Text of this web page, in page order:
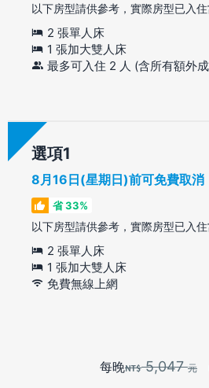
以下房型請供參考，實際房型已入
2 張單人床
1 張加大雙人床
最多可入住 2 人 (含所有額外
選項
8月16日(星期日)前可免費取消
省 33%
以下房型請供參考，實際房型已入
2 張單人床
1 張加大雙人床
免費無線上網
每晚 5,047元